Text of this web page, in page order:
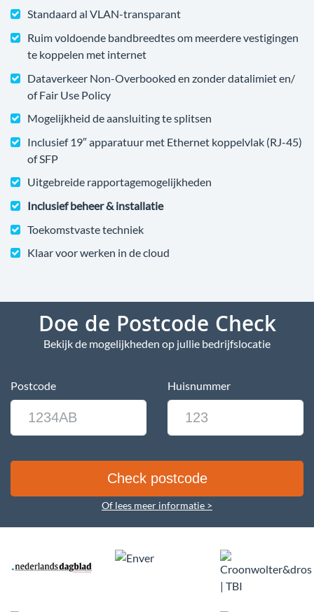
Standaard al VLAN-transparant
Ruim voldoende bandbreedtes om meerdere vestigingen
te koppelen met internet
Dataverkeer Non-Overbooked en zonder datalimiet en/
of Fair Use Policy
Mogelijkheid de aansluiting te splitsen
Inclusief 19″ apparatuur met Ethernet koppelvlak (RJ-45)
of SFP
Uitgebreide rapportagemogelijkheden
Inclusief beheer & installatie
Toekomstvaste techniek
Klaar voor werken in de cloud
Doe de Postcode Check
Bekijk de mogelijkheden op jullie bedrijfslocatie
Postcode Huisnummer
Of lees meer informatie >